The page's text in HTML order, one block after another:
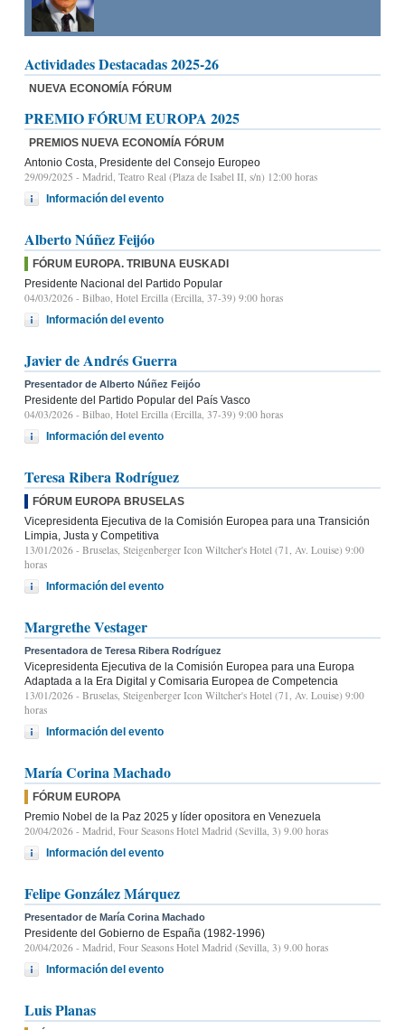
Actividades Destacadas 2025-26
NUEVA ECONOMÍA FÓRUM
PREMIO FÓRUM EUROPA 2025
PREMIOS NUEVA ECONOMÍA FÓRUM
Antonio Costa, Presidente del Consejo Europeo
29/09/2025 - Madrid, Teatro Real (Plaza de Isabel II, s/n) 12:00 horas
Información del evento
Alberto Núñez Feijóo
FÓRUM EUROPA. TRIBUNA EUSKADI
Presidente Nacional del Partido Popular
04/03/2026 - Bilbao, Hotel Ercilla (Ercilla, 37-39) 9:00 horas
Información del evento
Javier de Andrés Guerra
Presentador de Alberto Núñez Feijóo
Presidente del Partido Popular del País Vasco
04/03/2026 - Bilbao, Hotel Ercilla (Ercilla, 37-39) 9:00 horas
Información del evento
Teresa Ribera Rodríguez
FÓRUM EUROPA BRUSELAS
Vicepresidenta Ejecutiva de la Comisión Europea para una Transición
Limpia, Justa y Competitiva
13/01/2026 - Bruselas, Steigenberger Icon Wiltcher's Hotel (71, Av. Louise) 9:00
horas
Información del evento
Margrethe Vestager
Presentadora de Teresa Ribera Rodríguez
Vicepresidenta Ejecutiva de la Comisión Europea para una Europa
Adaptada a la Era Digital y Comisaria Europea de Competencia
13/01/2026 - Bruselas, Steigenberger Icon Wiltcher's Hotel (71, Av. Louise) 9:00
horas
Información del evento
María Corina Machado
FÓRUM EUROPA
Premio Nobel de la Paz 2025 y líder opositora en Venezuela
20/04/2026 - Madrid, Four Seasons Hotel Madrid (Sevilla, 3) 9.00 horas
Información del evento
Felipe González Márquez
Presentador de María Corina Machado
Presidente del Gobierno de España (1982-1996)
20/04/2026 - Madrid, Four Seasons Hotel Madrid (Sevilla, 3) 9.00 horas
Información del evento
Luis Planas